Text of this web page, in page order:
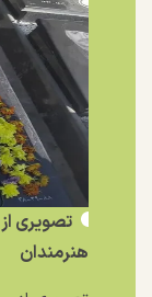
تصویری
هنرمندان